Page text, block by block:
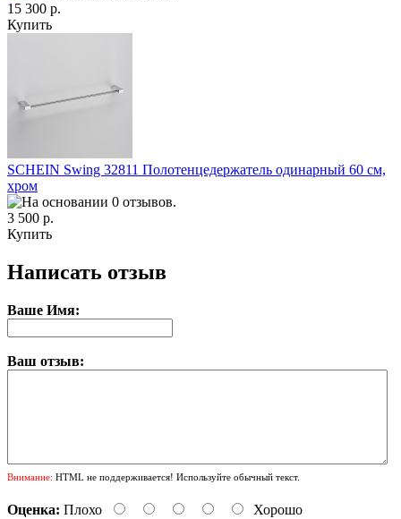
15 300 р.
Купить
SCHEIN Swing 32811 Полотенцедержатель одинарный 60 см,
хром
3 500 р.
Купить
Написать отзыв
Ваше Имя:
Ваш отзыв:
Внимание: HTML не поддерживается! Используйте обычный текст.
Оценка: Плохо Хорошо